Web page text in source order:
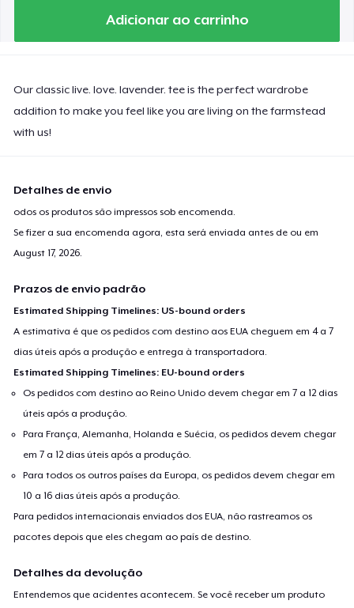
Adicionar ao carrinho
Our classic live. love. lavender. tee is the perfect wardrobe
addition to make you feel like you are living on the farmstead
with us!
Detalhes de envio
odos os produtos são impressos sob encomenda.
Se fizer a sua encomenda agora, esta será enviada antes de ou em
August 17, 2026
Prazos de envio padrão
Estimated Shipping Timelines: US-bound orders
A estimativa é que os pedidos com destino aos EUA cheguem em 4 a 7
dias úteis após a produção e entrega à transportadora.
Estimated Shipping Timelines: EU-bound orders
Os pedidos com destino ao Reino Unido devem chegar em 7 a 12 dias
úteis após a produção.
Para França, Alemanha, Holanda e Suécia, os pedidos devem chegar
em 7 a 12 dias úteis após a produção.
Para todos os outros países da Europa, os pedidos devem chegar em
10 a 16 dias úteis após a produção.
Para pedidos internacionais enviados dos EUA, não rastreamos os
pacotes depois que eles chegam ao país de destino.
Detalhes da devolução
Entendemos que acidentes acontecem. Se você receber um produto